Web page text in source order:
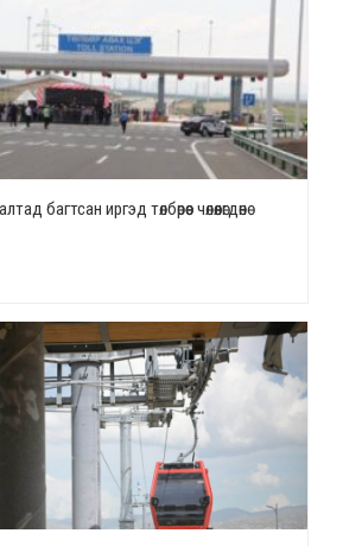
багтсан иргэд төлбөрөөс чөлөөлөгдөнө